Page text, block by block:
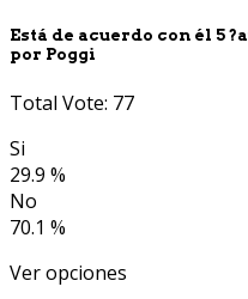
Está de acuerdo con él 5
por Poggi
Total Vote: 77
Si
29.9 %
No
70.1 %
Ver opciones